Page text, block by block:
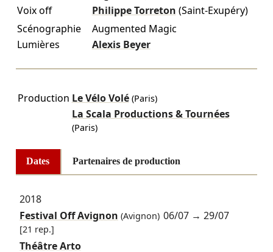
Voix off
Philippe Torreton (Saint-Exupéry)
Scénographie
Augmented Magic
Lumières
Alexis Beyer
Production Le Vélo Volé(Paris)
La Scala Productions & Tournées
(Paris)
Dates Partenaires de production
2018
Festival Off Avignon (Avignon) 06/07 →29/07
[21 rep.]
Théâtre Arto